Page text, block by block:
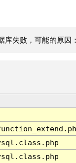
库失败，可能的原因